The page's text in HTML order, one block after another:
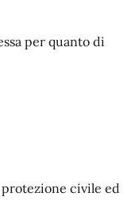
per quanto di
civile ed